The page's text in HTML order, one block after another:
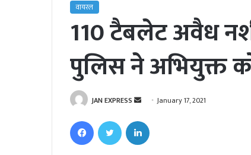
वायरल
110 टैबलेट अवैध
पुलिस ने अभियुक्त
JAN EXPRESS
d
January 17, 2021